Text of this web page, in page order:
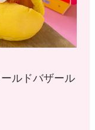
ルドバザール